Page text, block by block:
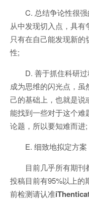
C. 总结争论性很
从中发现切入点，具有
只有在自己能发现新
性;
D. 善于抓住科研
成为思维的闪光点，
己的基础上，也就是说
能找到一些对于这个难
论题，所以要知难而进;
E. 细致地拟定方案
目前几乎所有期
投稿目前有95%以上的
前检测请认准